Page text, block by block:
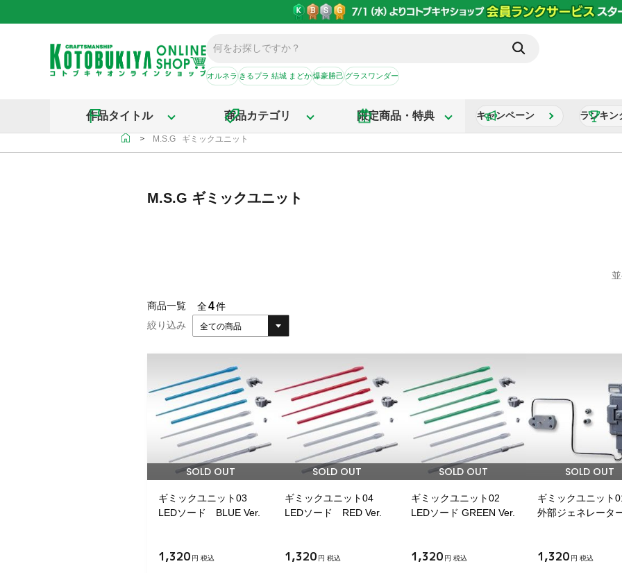
オルネラきるプラ 結城 まどか爆豪勝己グラスワンダー
作品タイトル 商品カテゴリ 限定商品・特典 キャンペーン ランキン
＞ M.S.G ギミックユニット
M.S.G ギミックユニット
商品一覧 全4件
絞り込み
全ての商品
SOLD OUT
ギミックユニット03
LEDソード BLUE Ver.
1,320 円 税込
SOLD OUT
ギミックユニット04
LEDソード RED Ver.
1,320 円 税込
SOLD OUT
ギミックユニット02
LEDソード GREEN Ver.
1,320 円 税込
SOLD OUT
ギミックユニッ
外部ジェネレータ
1,320 円 税込